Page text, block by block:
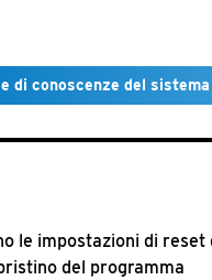
di conoscenze del sistema
le impostazioni di
del programma